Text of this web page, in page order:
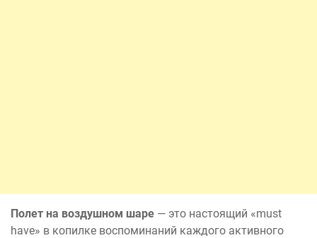
Полет на воздушном шаре — это настоящий «must
have» в копилке воспоминаний каждого активного